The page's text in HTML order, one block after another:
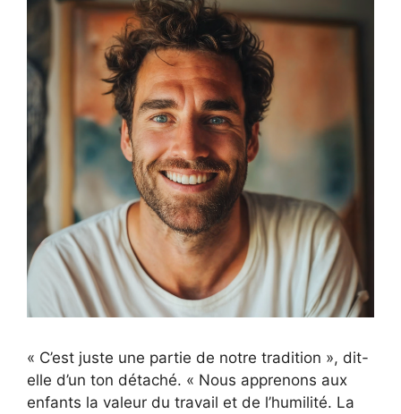
« C’est juste une partie de notre tradition », dit-
elle d’un ton détaché. « Nous apprenons aux
enfants la valeur du travail et de l’humilité. La